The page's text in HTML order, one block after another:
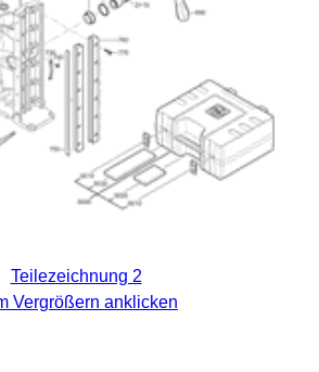
Teilezeichnung 2
Vergrößern anklicken